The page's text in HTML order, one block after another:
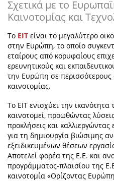
Σχετικά με το
Καινοτομίας και
Το ΕΙΤ είναι το μεγαλύτερο
στην Ευρώπη, το οποίο
εταίρους από κορυφαίους
ερευνητικούς και
την Ευρώπη σε
καινοτομίας.
Το ΕΙΤ ενισχύει την
καινοτομεί, προωθώντας
προκλήσεις και καλλιεργώντας
για τη δημιουργία βιώσιμης
εξειδικευμένων θέσεων
Αποτελεί φορέα της Ε.Ε. και
προγράμματος-πλαισίου της
καινοτομία «Ορίζοντας